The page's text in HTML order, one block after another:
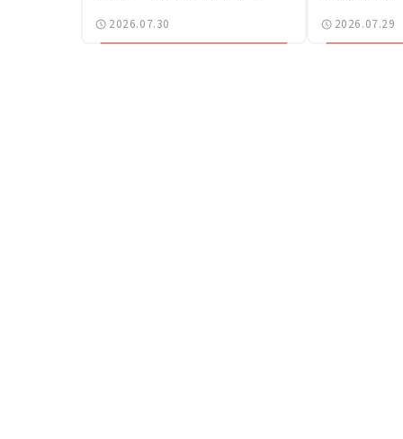
ース】
2026.07.30 2026.07.29